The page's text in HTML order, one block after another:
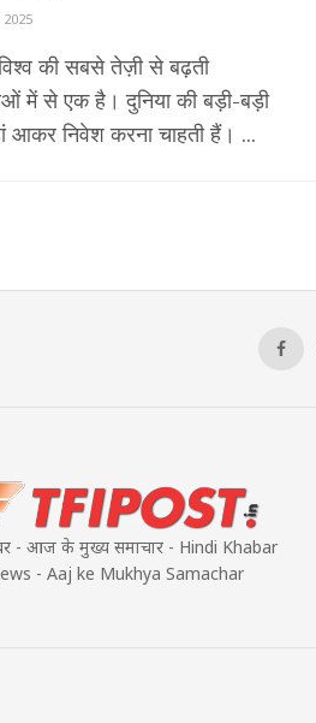
की सबसे तेज़ी से बढ़ती
में से एक है। दुनिया की बड़ी-बड़ी
आकर निवेश करना चाहती हैं। ...
- आज के मुख्य समाचार - Hindi Khabar
- Aaj ke Mukhya Samachar